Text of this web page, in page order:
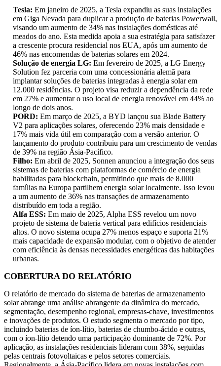
Tesla: Em janeiro de 2025, a Tesla expandiu as suas instalações
em Giga Nevada para duplicar a produção de baterias Powerwall,
visando um aumento de 34% nas instalações domésticas até
meados do ano. Esta medida apoia a sua estratégia para satisfazer
a crescente procura residencial nos EUA, após um aumento de
46% nas encomendas de baterias solares em 2024.
Solução de energia LG: Em fevereiro de 2025, a LG Energy
Solution fez parceria com uma concessionária alemã para
implantar soluções de baterias integradas à energia solar em
12.000 residências. O projeto visa reduzir a dependência da rede
em 27% e aumentar o uso local de energia renovável em 44% ao
longo de dois anos.
PORD: Em março de 2025, a BYD lançou sua Blade Battery
V2 para aplicações solares, oferecendo 23% mais densidade e
17% mais vida útil em comparação com a versão anterior. O
lançamento do produto contribuiu para um crescimento de vendas
de 39% na região Ásia-Pacífico.
Filho: Em abril de 2025, Sonnen anunciou a integração dos seus
sistemas de baterias com plataformas de comércio de energia
habilitadas para blockchain, permitindo que mais de 8.000
famílias na Europa partilhem energia solar localmente. Isso levou
a um aumento de 36% nas transações de armazenamento
distribuído em toda a região.
Alfa ESS: Em maio de 2025, Alpha ESS revelou um novo
projeto de sistema de bateria vertical para edifícios residenciais
altos. O novo sistema ocupa 27% menos espaço e suporta 21%
mais capacidade de expansão modular, com o objetivo de atender
com eficiência às densas necessidades energéticas das habitações
urbanas.
COBERTURA DO RELATÓRIO
O relatório de mercado do sistema de baterias de armazenamento
solar abrange uma análise abrangente da dinâmica do mercado,
segmentação, desempenho regional, empresas-chave, investimentos
e inovações de produtos. O estudo segmenta o mercado por tipo,
incluindo baterias de íon-lítio, baterias de chumbo-ácido e outras,
com o íon-lítio detendo uma participação dominante de 72%. Por
aplicação, as instalações residenciais lideram com 38%, seguidas
pelas centrais fotovoltaicas e pelos setores comerciais.